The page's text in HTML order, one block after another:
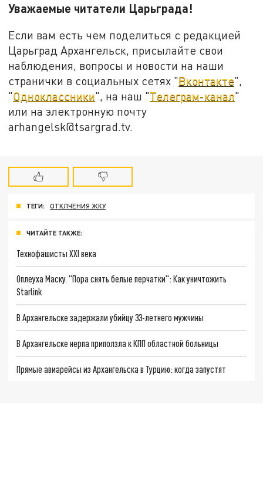
Уважаемые читатели Царьграда!
Если вам есть чем поделиться с редакцией
Царьград Архангельск, присылайте свои
наблюдения, вопросы и новости на наши
странички в социальных сетях "Вконтакте",
"Одноклассники", на наш "Телеграм-канал"
или на электронную почту
arhangelsk@tsargrad.tv.
ТЕГИ: ОТКЛЧЕНИЯ ЖКУ
ЧИТАЙТЕ ТАКЖЕ:
Технофашисты XXI века
Оплеуха Маску. "Пора снять белые перчатки": Как уничтожить
Starlink
В Архангельске задержали убийцу 33-летнего мужчины
В Архангельске нерпа приползла к КПП областной больницы
Прямые авиарейсы из Архангельска в Турцию: когда запустят